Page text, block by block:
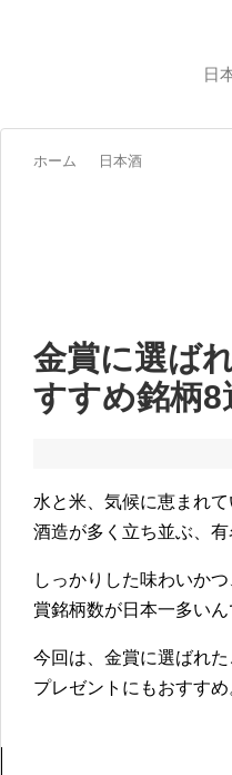
日
ホーム 日本酒
金賞に選ば
すすめ銘柄8
水と米、気候に恵まれ
酒造が多く立ち並ぶ、有
しっかりした味わいか
賞銘柄数が日本一多いん
今回は、金賞に選ばれ
プレゼントにもおすす